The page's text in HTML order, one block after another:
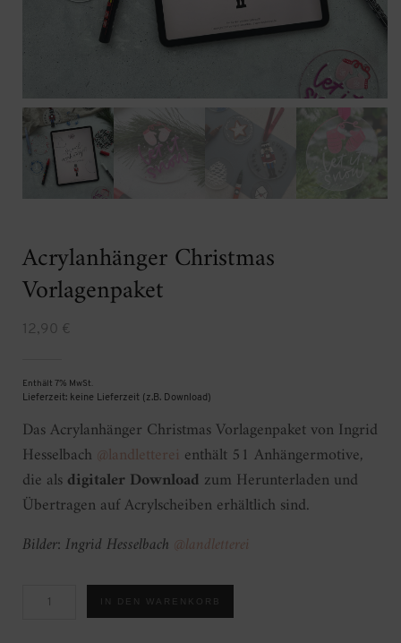
Acrylanhänger Christmas
Vorlagenpaket
12,90 €
Enthält 7% MwSt.
Lieferzeit: keine Lieferzeit (z.B. Download)
Das Acrylanhänger Christmas Vorlagenpaket von Ingrid
Hesselbach @landletterei enthält 51 Anhängermotive,
die alsdigitaler Download zum Herunterladen und
Übertragen auf Acrylscheiben erhältlich sind.
Bilder: Ingrid Hesselbach @landletterei
Christmas
Vorlagenpaket
IN DEN WARENKORB